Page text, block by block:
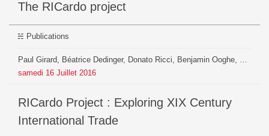
The RICardo project
Publications
samedi 16 Juillet 2016
RICardo Project : Exploring XIX Century
International Trade